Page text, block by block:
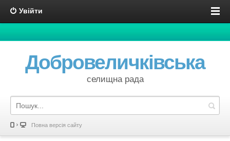
Увійти
Добровеличківська
селищна рада
Повна версія сайту